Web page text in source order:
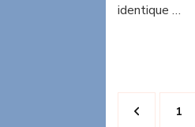
identique …
Pagination
des
Page
1